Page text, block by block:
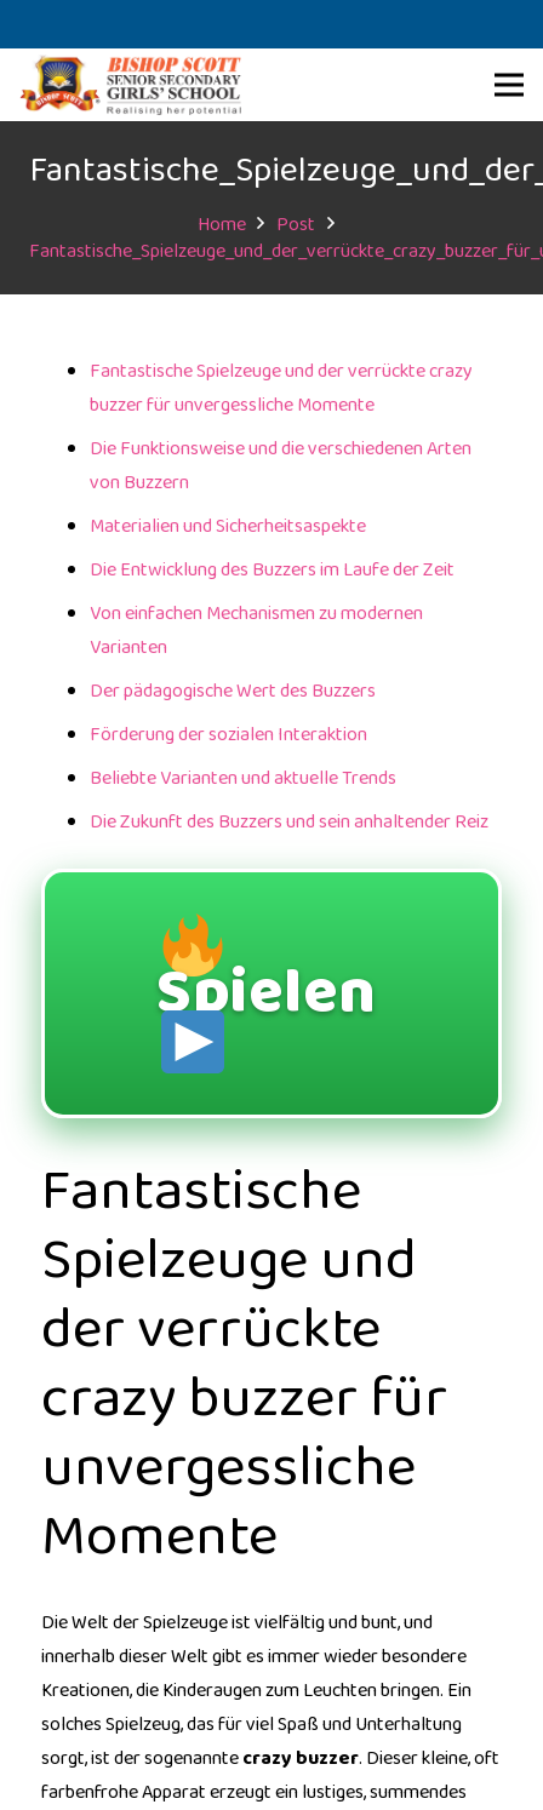
Home
Post
Fantastische Spielzeuge und der verrückte crazy
buzzer für unvergessliche Momente
Die Funktionsweise und die verschiedenen Arten
von Buzzern
Materialien und Sicherheitsaspekte
Die Entwicklung des Buzzers im Laufe der Zeit
Von einfachen Mechanismen zu modernen
Varianten
Der pädagogische Wert des Buzzers
Förderung der sozialen Interaktion
Beliebte Varianten und aktuelle Trends
Die Zukunft des Buzzers und sein anhaltender Reiz
Spielen
Fantastische
Spielzeuge und
der verrückte
crazy buzzer für
unvergessliche
Momente
Die Welt der Spielzeuge ist vielfältig und bunt, und
innerhalb dieser Welt gibt es immer wieder besondere
Kreationen, die Kinderaugen zum Leuchten bringen. Ein
solches Spielzeug, das für viel Spaß und Unterhaltung
sorgt, ist der sogenanntecrazy buzzer. Dieser kleine, oft
farbenfrohe Apparat erzeugt ein lustiges, summendes